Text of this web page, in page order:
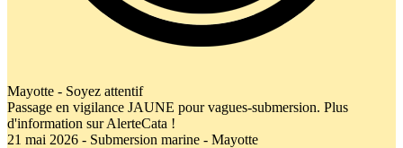
Mayotte - Soyez attentif
Passage en vigilance JAUNE pour vagues-submersion. Plus
d'information sur AlerteCata !
21 mai 2026 - Submersion marine - Mayotte